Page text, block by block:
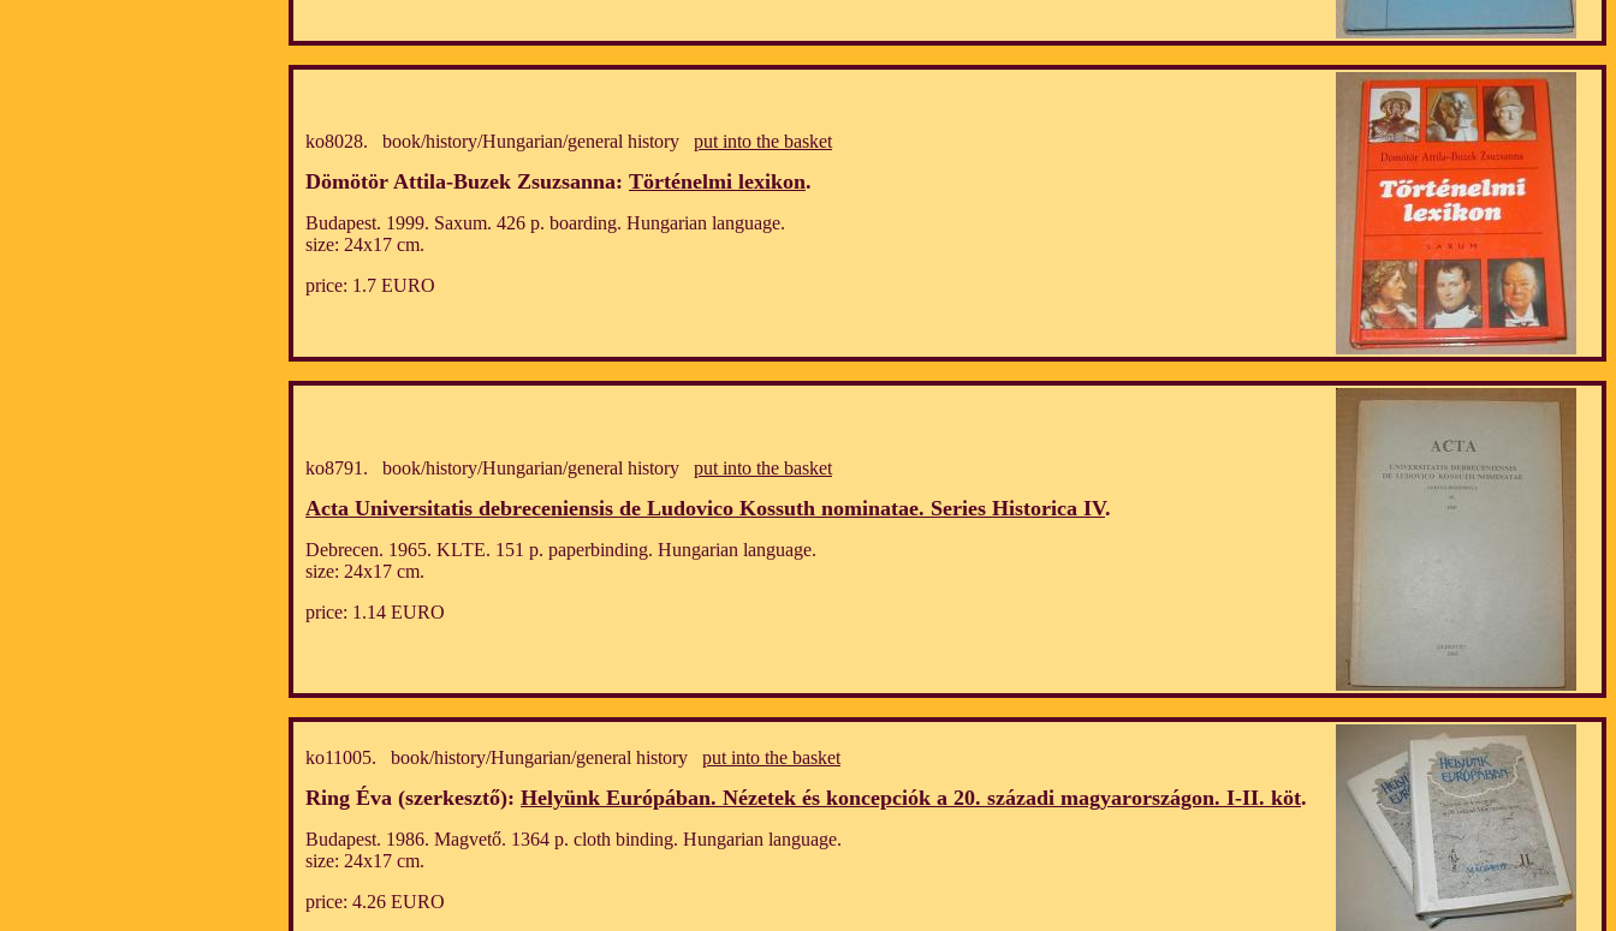
ko8028. book/history/Hungarian/general history put into the basket
Dömötör Attila-Buzek Zsuzsanna: Történelmi lexikon.
Budapest. 1999. Saxum. 426 p. boarding. Hungarian language.
size: 24x17 cm.
price: 1.7 EURO
ko8791. book/history/Hungarian/general history put into the basket
Acta Universitatis debreceniensis de Ludovico Kossuth nominatae. Series Historica IV.
Debrecen. 1965. KLTE. 151 p. paperbinding. Hungarian language.
size: 24x17 cm.
price: 1.14 EURO
ko11005. book/history/Hungarian/general history put into the basket
Ring Éva (szerkesztő): Helyünk Európában. Nézetek és koncepciók a 20. századi magyarországon. I-II. köt.
Budapest. 1986. Magvető. 1364 p. cloth binding. Hungarian language.
size: 24x17 cm.
price: 4.26 EURO